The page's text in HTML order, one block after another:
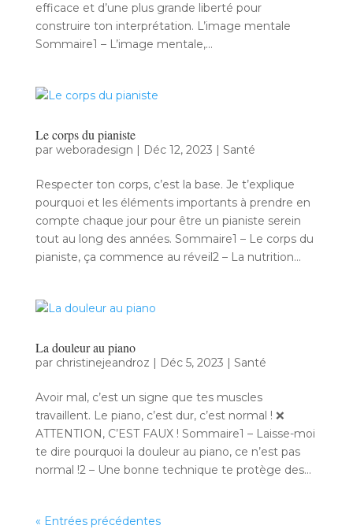
efficace et d’une plus grande liberté pour
construire ton interprétation. L’image mentale
Sommaire1 – L’image mentale,...
Le corps du pianiste
par weboradesign | Déc 12, 2023 | Santé
Respecter ton corps, c’est la base. Je t’explique
pourquoi et les éléments importants à prendre en
compte chaque jour pour être un pianiste serein
tout au long des années. Sommaire1 – Le corps du
pianiste, ça commence au réveil2 – La nutrition...
La douleur au piano
par christinejeandroz | Déc 5, 2023 | Santé
Avoir mal, c’est un signe que tes muscles
travaillent. Le piano, c’est dur, c’est normal ! ❌
ATTENTION, C’EST FAUX ! Sommaire1 – Laisse-moi
te dire pourquoi la douleur au piano, ce n’est pas
normal !2 – Une bonne technique te protège des...
« Entrées précédentes